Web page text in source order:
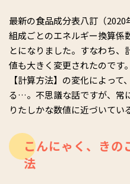
最新の食品成分表八訂（2020
組成ごとのエネルギー換算係
とになりました。すなわち
値も大きく変更されたのです
【計算方法】の変化によっ
る…。不思議な話ですが、常
りたしかな数値に近づいてい
こんにゃく、きの
法